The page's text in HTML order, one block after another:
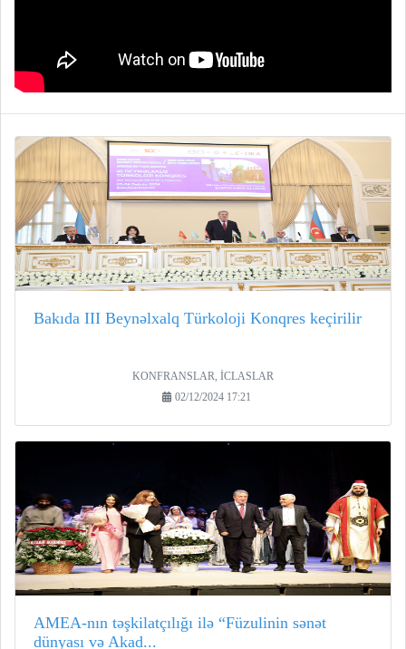
Bakıda III Beynəlxalq Türkoloji Konqres keçirilir
KONFRANSLAR, İCLASLAR
02/12/2024 17:21
AMEA-nın təşkilatçılığı ilə “Füzulinin sənət
dünyası və Akad...